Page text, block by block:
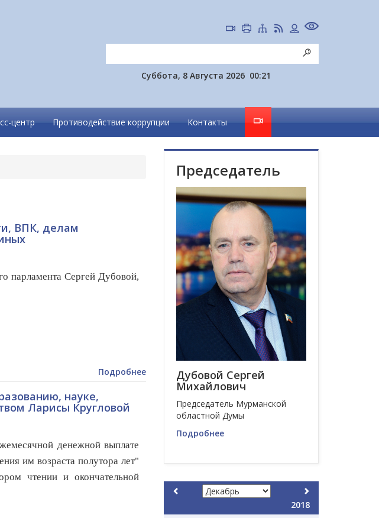
Суббота, 8 Августа 2026 00:21
центр Противодействие коррупции Контакты
ВПК, делам
парламента Сергей Дубовой,
Подробнее
науке,
Ларисы Кругловой
денежной выплате
им возраста полутора лет"
чтении и окончательной
Председатель
Дубовой Сергей
Михайлович
Председатель Мурманской
областной Думы
Подробнее
2018